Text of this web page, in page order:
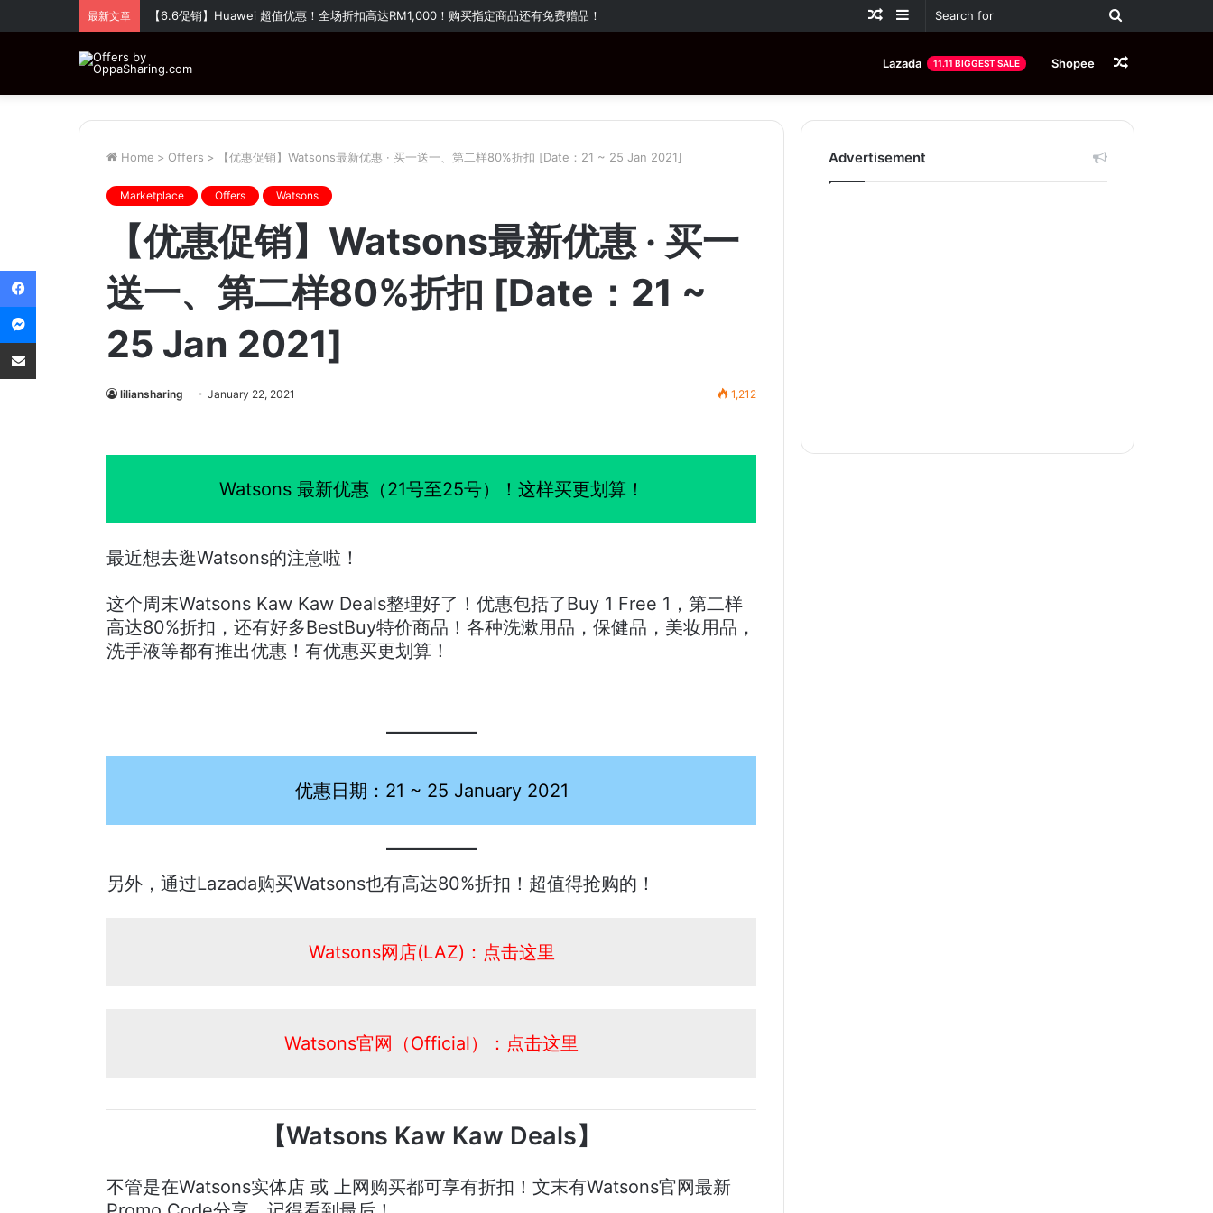
最新文章 【6.6促销】Huawei 超值优惠！全场折扣高达RM1,000！购买指定商品还有免费赠品！
Search
Sidebar
Random
Lazada 11.11 BIGGEST SALE Shopee Random
Home > Offers > 【优惠促销】Watsons最新优惠 · 买一送一、第二样80%折扣 [Date：21 ~ 25 Jan 2021]
Marketplace Offers Watsons
【优惠促销】Watsons最新优惠 · 买一
送一、第二样80%折扣 [Date：21 ~
25 Jan 2021]
liliansharing January 22, 2021 1,212
Watsons 最新优惠（21号至25号）！这样买更划算！
最近想去逛Watsons的注意啦！
这个周末Watsons Kaw Kaw Deals整理好了！优惠包括了Buy 1 Free 1，第二样
高达80%折扣，还有好多BestBuy特价商品！各种洗漱用品，保健品，美妆用品，
洗手液等都有推出优惠！有优惠买更划算！
优惠日期：21 ~ 25 January 2021
另外，通过Lazada购买Watsons也有高达80%折扣！超值得抢购的！
Watsons网店(LAZ)：点击这里
Watsons官网（Official）：点击这里
【Watsons Kaw Kaw Deals】
不管是在Watsons实体店 或 上网购买都可享有折扣！文末有Watsons官网最新
Advertisement
Facebook
Messenger
Share via Email